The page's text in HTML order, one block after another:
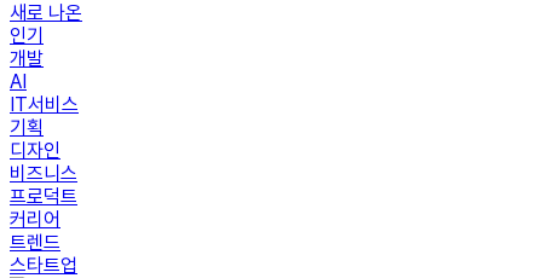
새로 나온
인기
개발
AI
IT서비스
기획
디자인
비즈니스
프로덕트
커리어
트렌드
스타트업